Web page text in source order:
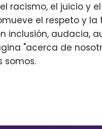
racismo, el juicio y
el respeto y la
inclusión, audacia,
"acerca de
somos.